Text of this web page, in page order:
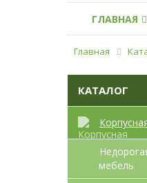
ГЛАВНАЯ
Главная
КАТАЛОГ
мебель